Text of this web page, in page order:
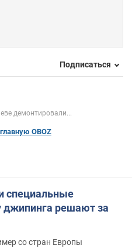
Подписаться
демонтировали...
OBOZ
специальные
джипинга решают за
со стран Европы